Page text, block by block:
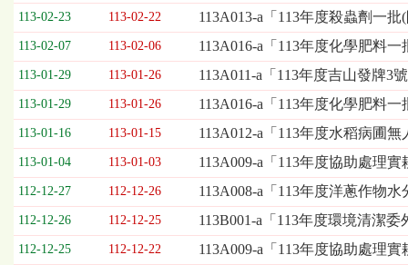
開
標
期、
截
標
日
期、
公
告
事
項
113-02-23 113-02-22 113A013-a「113年度殺蟲劑一
113-02-07 113-02-06 113A016-a「113年度化學肥料
113-01-29 113-01-26 113A011-a「113年度吉山發牌3
113-01-29 113-01-26 113A016-a「113年度化學肥料
113-01-16 113-01-15 113A012-a「113年度水稻病圃
113-01-04 113-01-03 113A009-a「113年度協助處理
112-12-27 112-12-26 113A008-a「113年度洋蔥作物
112-12-26 112-12-25 113B001-a「113年度環境清潔
112-12-25 112-12-22 113A009-a「113年度協助處理